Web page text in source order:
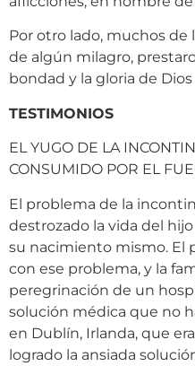
Por otro lado, muchos
de algún milagro,
bondad y la gloria de
TESTIMONIOS
EL YUGO DE LA
CONSUMIDO POR EL
El problema de la
destrozado la vida del
su nacimiento mismo. El
con ese problema, y la
peregrinación de un
solución médica que no
en Dublín, Irlanda, que
logrado la ansiada